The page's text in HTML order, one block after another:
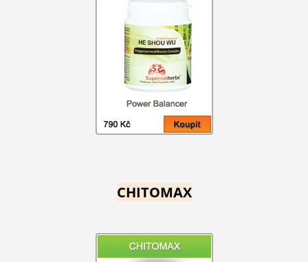
CHITOMAX